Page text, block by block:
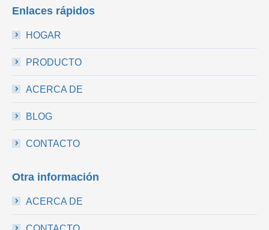
Enlaces rápidos
HOGAR
PRODUCTO
ACERCA DE
BLOG
CONTACTO
Otra información
ACERCA DE